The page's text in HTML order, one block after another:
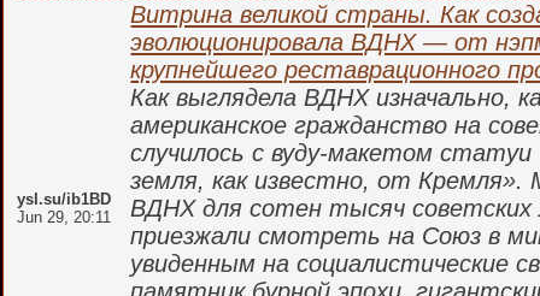
ysl.su/ib1BD
Jun 29, 20:11
Витрина великой страны. Как
эволюционировала ВДНХ — от
крупнейшего реставрационного
Как выглядела ВДНХ изначально,
американское гражданство на
случилось с вуду-макетом
земля, как известно, от Кремля».
ВДНХ для сотен тысяч
приезжали смотреть на Союз в
увиденным на социалистические